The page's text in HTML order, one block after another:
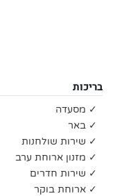
בריכות
✓ מסעדה
✓ באר
✓ שירות שולחנות
✓ מזנון ארוחת ערב
✓ שירות חדרים
✓ ארוחת בוקר